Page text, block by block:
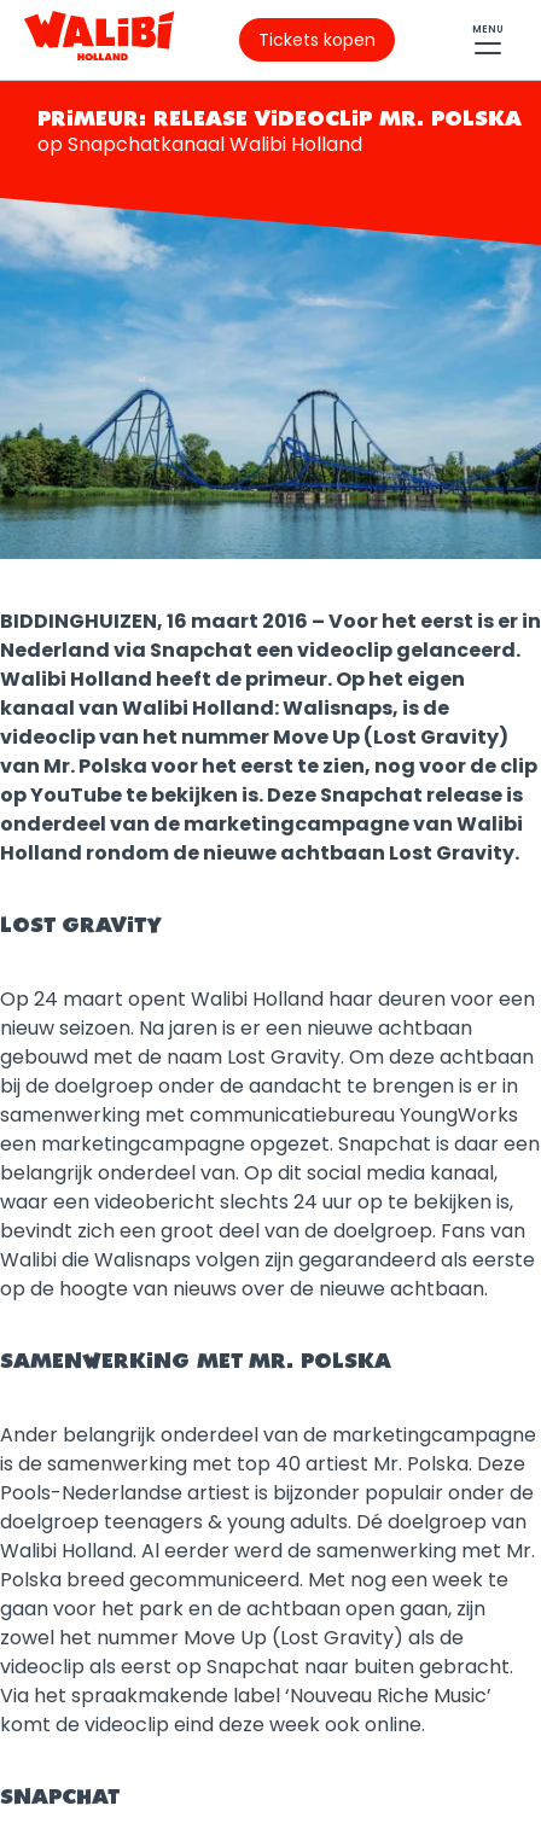
Tickets kopen MENU
PRIMEUR: RELEASE VIDEOCLIP MR. POLSKA
op Snapchatkanaal Walibi Holland
BIDDINGHUIZEN, 16 maart 2016 – Voor het eerst is er in
Nederland via Snapchat een videoclip gelanceerd.
Walibi Holland heeft de primeur. Op het eigen
kanaal van Walibi Holland: Walisnaps, is de
videoclip van het nummer Move Up (Lost Gravity)
van Mr. Polska voor het eerst te zien, nog voor de clip
op YouTube te bekijken is. Deze Snapchat release is
onderdeel van de marketingcampagne van Walibi
Holland rondom de nieuwe achtbaan Lost Gravity.
LOST GRAVITY
Op 24 maart opent Walibi Holland haar deuren voor een
nieuw seizoen. Na jaren is er een nieuwe achtbaan
gebouwd met de naam Lost Gravity. Om deze achtbaan
bij de doelgroep onder de aandacht te brengen is er in
samenwerking met communicatiebureau YoungWorks
een marketingcampagne opgezet. Snapchat is daar een
belangrijk onderdeel van. Op dit social media kanaal,
waar een videobericht slechts 24 uur op te bekijken is,
bevindt zich een groot deel van de doelgroep. Fans van
Walibi die Walisnaps volgen zijn gegarandeerd als eerste
op de hoogte van nieuws over de nieuwe achtbaan.
SAMENWERKING MET MR. POLSKA
Ander belangrijk onderdeel van de marketingcampagne
is de samenwerking met top 40 artiest Mr. Polska. Deze
Pools-Nederlandse artiest is bijzonder populair onder de
doelgroep teenagers & young adults. Dé doelgroep van
Walibi Holland. Al eerder werd de samenwerking met Mr.
Polska breed gecommuniceerd. Met nog een week te
gaan voor het park en de achtbaan open gaan, zijn
zowel het nummer Move Up (Lost Gravity) als de
videoclip als eerst op Snapchat naar buiten gebracht.
Via het spraakmakende label ‘Nouveau Riche Music’
komt de videoclip eind deze week ook online.
SNAPCHAT